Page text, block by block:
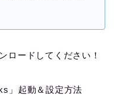
ロードしてください！
」起動＆設定方法